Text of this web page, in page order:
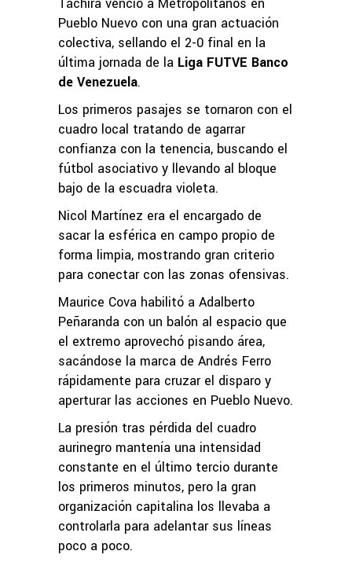
Pueblo Nuevo con una gran actuación
colectiva, sellando el 2-0 final en la
última jornada de la Liga FUTVE Banco
de Venezuela.
Los primeros pasajes se tornaron con el
cuadro local tratando de agarrar
confianza con la tenencia, buscando el
fútbol asociativo y llevando al bloque
bajo de la escuadra violeta.
Nicol Martínez era el encargado de
sacar la esférica en campo propio de
forma limpia, mostrando gran criterio
para conectar con las zonas ofensivas.
Maurice Cova habilitó a Adalberto
Peñaranda con un balón al espacio que
el extremo aprovechó pisando área,
sacándose la marca de Andrés Ferro
rápidamente para cruzar el disparo y
aperturar las acciones en Pueblo Nuevo.
La presión tras pérdida del cuadro
aurinegro mantenía una intensidad
constante en el último tercio durante
los primeros minutos, pero la gran
organización capitalina los llevaba a
controlarla para adelantar sus líneas
poco a poco.